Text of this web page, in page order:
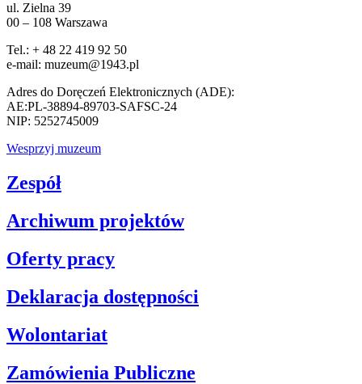
ul. Zielna 39
00 – 108 Warszawa
Tel.: + 48 22 419 92 50
e-mail: muzeum@1943.pl
Adres do Doręczeń Elektronicznych (ADE):
AE:PL-38894-89703-SAFSC-24
NIP: 5252745009
Wesprzyj muzeum
Zespół
Archiwum projektów
Oferty pracy
Deklaracja dostępności
Wolontariat
Zamówienia Publiczne